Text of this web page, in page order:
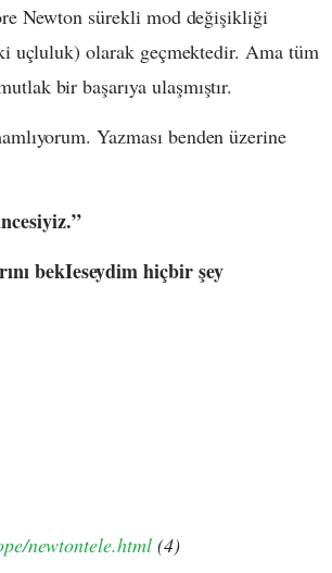
Newton sürekli mod değişikliği
uçluluk) olarak geçmektedir. Ama tüm
bir başarıya ulaşmıştır.
Yazması benden üzerine
bekIeseydim hiçbir şey
newtontele.html(4)